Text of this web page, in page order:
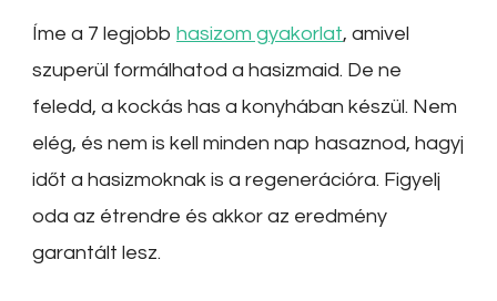
Íme a 7 legjobb hasizom gyakorlat, amivel
szuperül formálhatod a hasizmaid. De ne
feledd, a kockás has a konyhában készül. Nem
elég, és nem is kell minden nap hasaznod, hagyj
időt a hasizmoknak is a regenerációra. Figyelj
oda az étrendre és akkor az eredmény
garantált lesz.